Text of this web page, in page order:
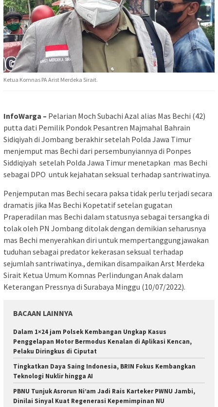
Ketua Komnas PA Arist Merdeka Sirait.
InfoWarga – Pelarian Moch Subachi Azal alias Mas Bechi (42)
putta dati Pemilik Pondok Pesantren Majmahal Bahrain
Sidiqiyah di Jombang berakhir setelah Polda Jawa Timur
menjemput mas Bechi dari persembunyiannya di Ponpes
Siddiqiyah setelah Polda Jawa Timur menetapkan mas Bechi
sebagai DPO untuk kejahatan seksual terhadap santriwatinya.
Penjemputan mas Bechi secara paksa tidak perlu terjadi secara
dramatis jika Mas Bechi Kopetatif setelan gugatan
Praperadilan mas Bechi dalam statusnya sebagai tersangka di
tolak oleh PN Jombang ditolak dengan demikian seharusnya
mas Bechi menyerahkan diri untuk mempertanggungjawakan
tuduhan sebagai predator kekerasan seksual terhadap
sejumlah santriwatinya., demikan disampaikan Arst Merdeka
Sirait Ketua Umum Komnas Perlindungan Anak dalam
Keterangan Pressnya di Surabaya Minggu (10/07/2022).
BACAAN LAINNYA
Dalam 1×24 jam Polsek Kembangan Ungkap Kasus
Penggelapan Motor Bermodus Kenalan di Aplikasi Kencan,
Pelaku Diringkus di Ciputat
Tingkatkan Daya Saing Indonesia, BRIN Fokus Kembangkan
Teknologi Nuklir hingga AI
PBNU Tunjuk Asrorun Ni’am Jadi Rais Karteker PWNU Jambi,
Dinilai Sinyal Kuat Regenerasi Kepemimpinan NU